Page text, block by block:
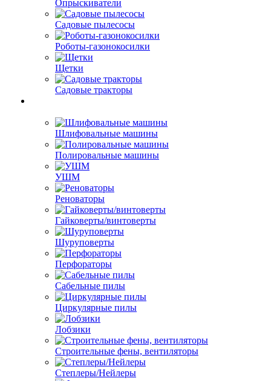
Опрыскиватели
Садовые пылесосы
Роботы-газонокосилки
Щетки
Садовые тракторы
Шлифовальные машины
Полировальные машины
УШМ
Реноваторы
Гайковерты/винтоверты
Шуруповерты
Перфораторы
Сабельные пилы
Циркулярные пилы
Лобзики
Строительные фены, вентиляторы
Степлеры/Нейлеры